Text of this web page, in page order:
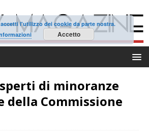
di minoranze
della Commissione
l'utilizzo dei cookie da parte nostra.
Accetto